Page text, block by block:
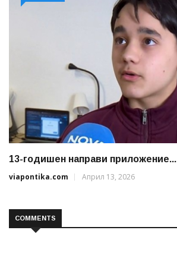
13-годишен направи приложение...
viapontika.com
Април 13, 2026
COMMENTS